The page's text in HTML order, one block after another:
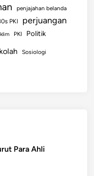
penjajahan belanda
PKI perjuangan
PKI Politik
Sosiologi
Para Ahli